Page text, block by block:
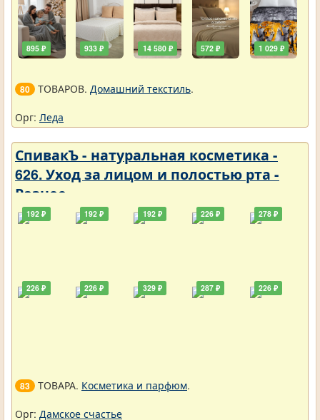
895 ₽ 933 ₽ 14 580 ₽ 572 ₽ 1 029 ₽
80 ТОВАРОВ. Домашний текстиль.
Орг: Леда
СпивакЪ - натуральная косметика -
626. Уход за лицом и полостью рта -
Разное
192 ₽
226 ₽
192 ₽
226 ₽
192 ₽
329 ₽
226 ₽
287 ₽
278 ₽
226 ₽
83 ТОВАРА. Косметика и парфюм.
Орг: Дамское счастье